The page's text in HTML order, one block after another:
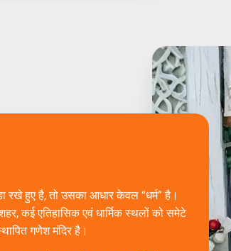
हुए है, तो उसका आधार केवल “धर्म” है।
कई एतिहासिक एवं धार्मिक स्थलों को समेटे
गणेश मंदिर है।